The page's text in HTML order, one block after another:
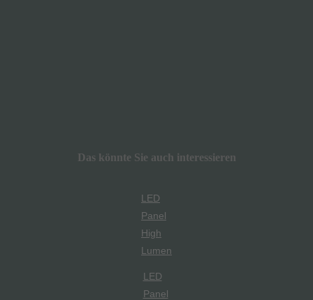
Das könnte Sie auch interessieren
LED
Panel
High
Lumen
LED
Panel